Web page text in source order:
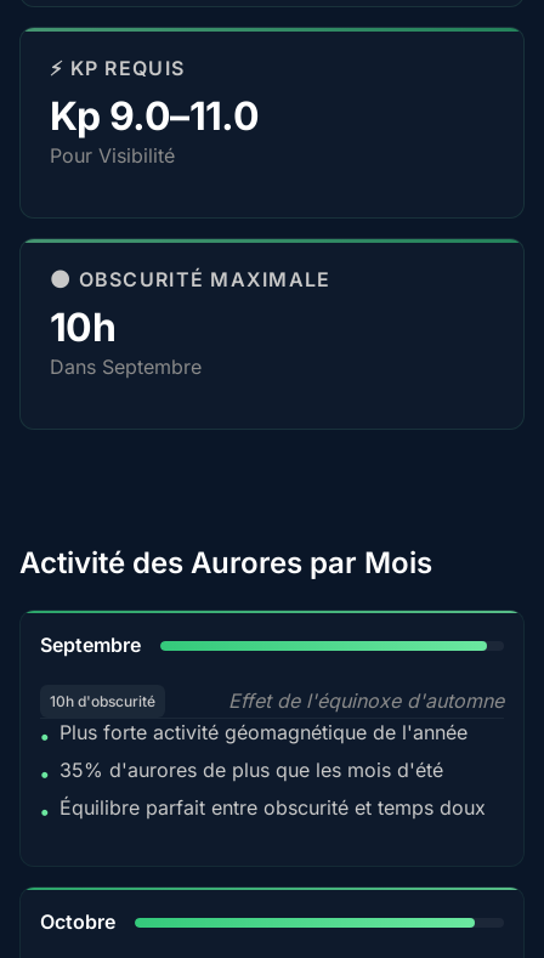
⚡ KP REQUIS
Kp 9.0–11.0
Pour Visibilité
🌑 OBSCURITÉ MAXIMALE
10h
Dans Septembre
Activité des Aurores par Mois
Septembre
10h d'obscurité
Effet de l'équinoxe d'automne
• Plus forte activité géomagnétique de l'année
• 35% d'aurores de plus que les mois d'été
• Équilibre parfait entre obscurité et temps doux
Octobre